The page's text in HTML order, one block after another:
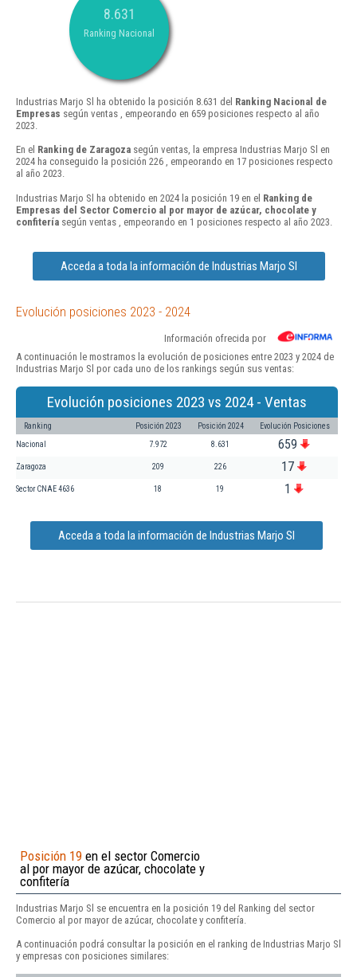
8.631
Ranking Nacional
Industrias Marjo Sl ha obtenido la posición 8.631 del Ranking Nacional de
Empresas según ventas , empeorando en 659 posiciones respecto al año
2023.
En el Ranking de Zaragoza según ventas, la empresa Industrias Marjo Sl en
2024 ha conseguido la posición 226 , empeorando en 17 posiciones respecto
al año 2023.
Industrias Marjo Sl ha obtenido en 2024 la posición 19 en el Ranking de
Empresas del Sector Comercio al por mayor de azúcar, chocolate y
confitería según ventas , empeorando en 1 posiciones respecto al año 2023.
Acceda a toda la información de Industrias Marjo Sl
Evolución posiciones 2023 - 2024
Información ofrecida por
A continuación le mostramos la evolución de posiciones entre 2023 y 2024 de
Industrias Marjo Sl por cada uno de los rankings según sus ventas:
Evolución posiciones 2023 vs 2024 - Ventas
Ranking Posición 2023 Posición 2024 Evolución Posiciones
Nacional 7.972 8.631 659
Zaragoza 209 226 17
Sector CNAE 4636 18 19 1
Acceda a toda la información de Industrias Marjo Sl
Posición 19 en el sector Comercio
al por mayor de azúcar, chocolate y
confitería
Industrias Marjo Sl se encuentra en la posición 19 del Ranking del sector
Comercio al por mayor de azúcar, chocolate y confitería.
A continuación podrá consultar la posición en el ranking de Industrias Marjo Sl
y empresas con posiciones similares: